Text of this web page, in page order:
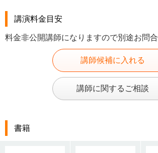
講演料金目安
料金非公開講師になりますので別途お問合
講師候補に入れる
講師に関するご相談
書籍